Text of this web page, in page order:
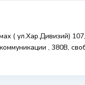
( ул.Хар.Дивизий)
, 380В,